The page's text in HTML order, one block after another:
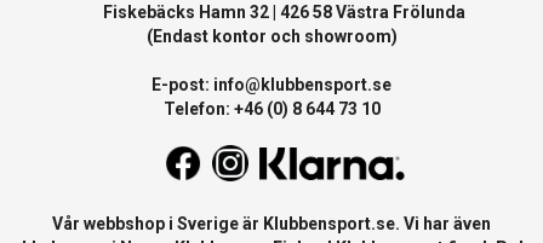
Fiskebäcks Hamn 32 | 426 58 Västra Frölunda
(Endast kontor och showroom)
E-post: info@klubbensport.se
Telefon: +46 (0) 8 644 73 10
Vår webbshop i Sverige är Klubbensport.se. Vi har även